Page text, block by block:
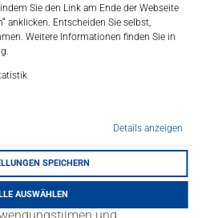
Sie den Link am Ende der Webseite
anklicken. Entscheiden Sie selbst,
Weitere Informationen finden Sie in
Details anzeigen
SPEICHERN
AUSWÄHLEN
und Anwendungsfilme
gemacht, wie wir Ihnen das
Thema "Reinigen, Schützen
unterschiedliche Materialien
wird schnell feststellen, dass
jeden Einsatz eignen und
Mal ein Spezialreiniger